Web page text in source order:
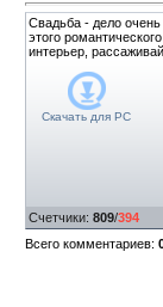
Свадьба - дело очень
этого
интерьер,
Скачать для PC
Счетчики: 809/394
Всего комментариев: